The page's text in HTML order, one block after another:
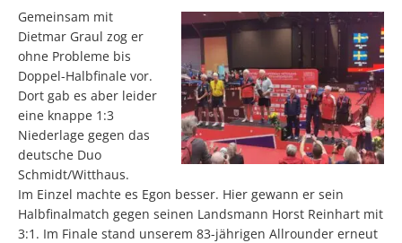
Gemeinsam mit
Dietmar Graul zog er
ohne Probleme bis
Doppel-Halbfinale vor.
Dort gab es aber leider
eine knappe 1:3
Niederlage gegen das
deutsche Duo
Schmidt/Witthaus.
Im Einzel machte es Egon besser. Hier gewann er sein
Halbfinalmatch gegen seinen Landsmann Horst Reinhart mit
3:1. Im Finale stand unserem 83-jährigen Allrounder erneut